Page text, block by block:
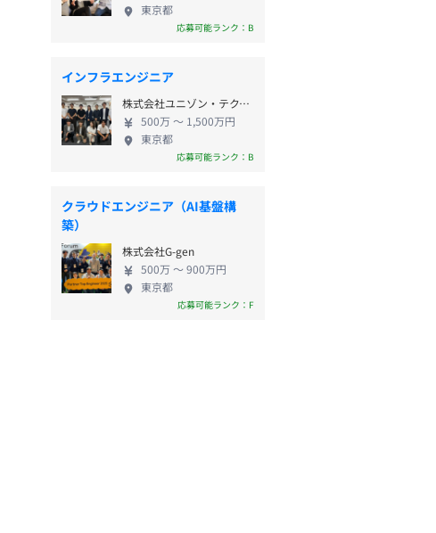
東京都
応募可能ランク：B
インフラエンジニア
株式会社ユニゾン・テクノロジー
500万 〜 1,500万円
東京都
応募可能ランク：B
クラウドエンジニア（AI基盤構
築）
株式会社G-gen
500万 〜 900万円
東京都
応募可能ランク：F